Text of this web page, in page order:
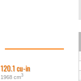
120.1 cu-in
1968 cm3